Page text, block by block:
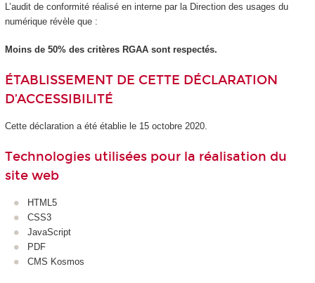
L’audit de conformité réalisé en interne par la Direction des usages du
numérique révèle que :
Moins de 50% des critères RGAA sont respectés.
ÉTABLISSEMENT DE CETTE DÉCLARATION
D’ACCESSIBILITÉ
Cette déclaration a été établie le 15 octobre 2020.
Technologies utilisées pour la réalisation du
site web
HTML5
CSS3
JavaScript
PDF
CMS Kosmos